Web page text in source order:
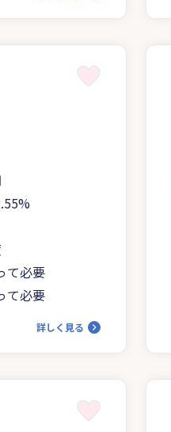
て必要
て必要
詳しく見る